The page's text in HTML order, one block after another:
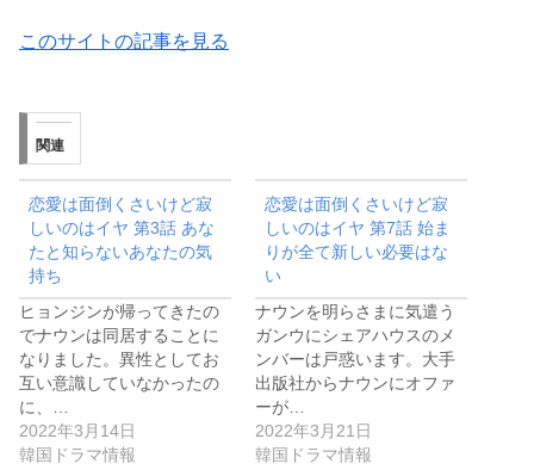
このサイトの記事を見る
関連
恋愛は面倒くさいけど寂
しいのはイヤ 第3話 あな
たと知らないあなたの気
持ち
ヒョンジンが帰ってきたの
でナウンは同居することに
なりました。異性としてお
互い意識していなかったの
に、…
2022年3月14日
韓国ドラマ情報
恋愛は面倒くさいけど寂
しいのはイヤ 第7話 始ま
りが全て新しい必要はな
い
ナウンを明らさまに気遣う
ガンウにシェアハウスのメ
ンバーは戸惑います。大手
出版社からナウンにオファ
ーが…
2022年3月21日
韓国ドラマ情報